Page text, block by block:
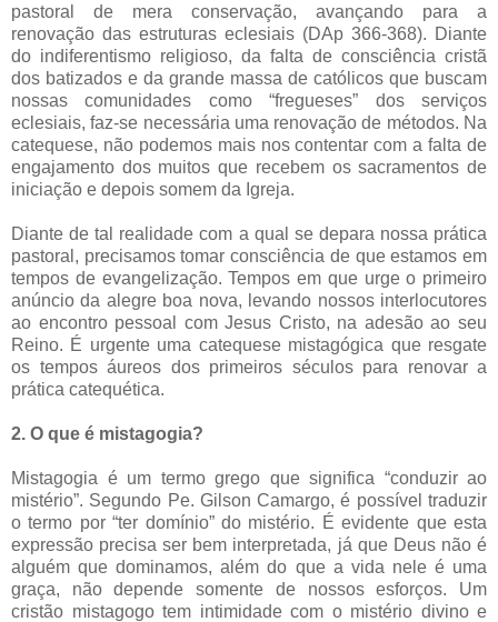
pastoral de mera conservação, avançando para a
renovação das estruturas eclesiais (DAp 366-368). Diante
do indiferentismo religioso, da falta de consciência cristã
dos batizados e da grande massa de católicos que buscam
nossas comunidades como “fregueses” dos serviços
eclesiais, faz-se necessária uma renovação de métodos. Na
catequese, não podemos mais nos contentar com a falta de
engajamento dos muitos que recebem os sacramentos de
iniciação e depois somem da Igreja.
Diante de tal realidade com a qual se depara nossa prática
pastoral, precisamos tomar consciência de que estamos em
tempos de evangelização. Tempos em que urge o primeiro
anúncio da alegre boa nova, levando nossos interlocutores
ao encontro pessoal com Jesus Cristo, na adesão ao seu
Reino. É urgente uma catequese mistagógica que resgate
os tempos áureos dos primeiros séculos para renovar a
prática catequética.
2. O que é mistagogia?
Mistagogia é um termo grego que significa “conduzir ao
mistério”. Segundo Pe. Gilson Camargo, é possível traduzir
o termo por “ter domínio” do mistério. É evidente que esta
expressão precisa ser bem interpretada, já que Deus não é
alguém que dominamos, além do que a vida nele é uma
graça, não depende somente de nossos esforços. Um
cristão mistagogo tem intimidade com o mistério divino e